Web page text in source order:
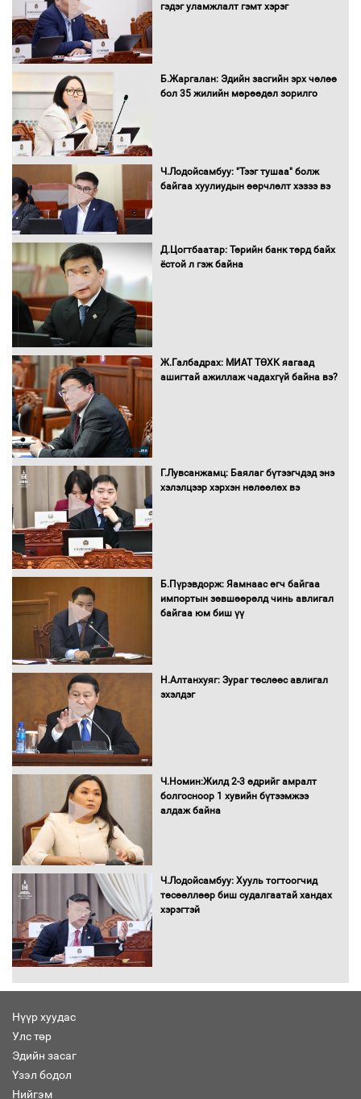
Санхүүгийн хэмнэлтийн горимд эрүүл
мэндийн салбар хамаарахгүй
Нөөцийн махны худалдаа,
борлуулалтыг нээлттэй ил тод
Монгол Улс “COP17”-д “Тал хээрийн
16 төрлийн эмийг нэг эх үүсвэрээс
худалдан авах журмыг баталлаа
шилжиж, найр наадам, зөвлөгөөн,
гадаад томилолтыг хориглолоо
гэдэг уламжлалт гэмт хэрэг
Б.Жаргалан: Эдийн засгийн эрх чөлөө
бол 35 жилийн мөрөөдөл зорилго
Ч.Лодойсамбуу: "Тээг тушаа" болж
байгаа хуулиудын өөрчлөлт хэзээ вэ
Д.Цогтбаатар: Төрийн банк төрд байх
ёстой л гэж байна
Ж.Галбадрах: МИАТ ТӨХК яагаад
ашигтай ажиллаж чадахгүй байна вэ?
Г.Лувсанжамц: Баялаг бүтээгчдэд энэ
хэлэлцээр хэрхэн нөлөөлөх вэ
Б.Пүрэвдорж: Яамнаас өгч байгаа
импортын зөвшөөрөлд чинь авлигал
байгаа юм биш үү
Н.Алтанхуяг: Зураг төслөөс авлигал
эхэлдэг
Ч.Номин:Жилд 2-3 өдрийг амралт
болгосноор 1 хувийн бүтээмжээ
алдаж байна
Ч.Лодойсамбуу: Хууль тогтоогчид
төсөөллөөр биш судалгаатай хандах
хэрэгтэй
Нүүр хуудас
Улс төр
Эдийн засаг
Үзэл бодол
Нийгэм